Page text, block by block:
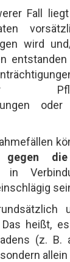
Fall
wird
gegen die
in
Das heißt,
(z. B.
allein